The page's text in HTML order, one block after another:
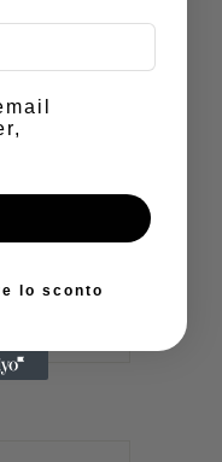
lo sconto